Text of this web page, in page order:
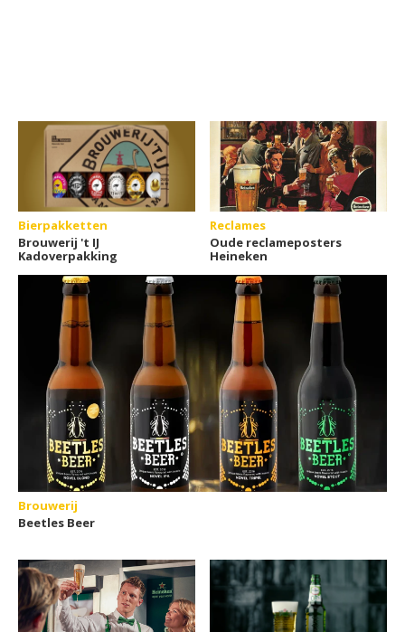
Bierpakketten
Brouwerij 't IJ
Kadoverpakking
Reclames
Oude reclameposters
Heineken
Brouwerij
Beetles Beer